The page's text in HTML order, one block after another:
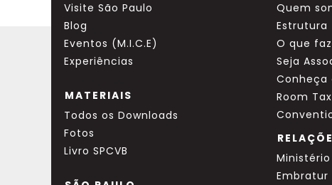
Visite São Paulo
Blog
Eventos (M.I.C.E)
Experiências
MATERIAIS
Todos os Downloads
Fotos
Livro SPCVB
Quem
Estrutura
O que
Seja
Conheça
Room Tax
Embratur